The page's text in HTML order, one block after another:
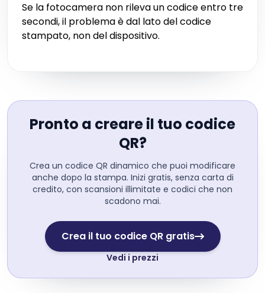
Se la fotocamera non rileva un codice entro tre
secondi, il problema è dal lato del codice
stampato, non del dispositivo.
Pronto a creare il tuo codice
QR?
Crea un codice QR dinamico che puoi modificare
anche dopo la stampa. Inizi gratis, senza carta di
credito, con scansioni illimitate e codici che non
scadono mai.
Crea il tuo codice QR gratis
Vedi i prezzi